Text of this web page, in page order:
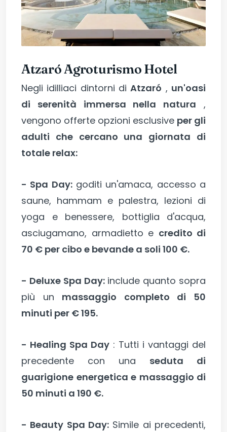
Atzaró Agroturismo Hotel
Negli idilliaci dintorni diAtzaró , un'oasi
di serenità immersa nella natura ,
vengono offerte opzioni esclusive per gli
adulti che cercano una giornata di
totale relax:
- Spa Day:goditi un'amaca, accesso a
saune, hammam e palestra, lezioni di
yoga e benessere, bottiglia d'acqua,
asciugamano, armadietto e credito di
70 € per cibo e bevande a soli 100 €.
- Deluxe Spa Day:include quanto sopra
più un massaggio completo di 50
minuti per € 195.
- Healing Spa Day : Tutti i vantaggi del
precedente con una seduta di
guarigione energetica e massaggio di
50 minuti a 190 €.
- Beauty Spa Day: Simile ai precedenti,